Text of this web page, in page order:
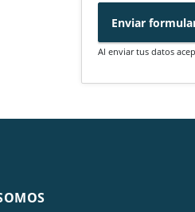
Enviar
Al enviar tus datos